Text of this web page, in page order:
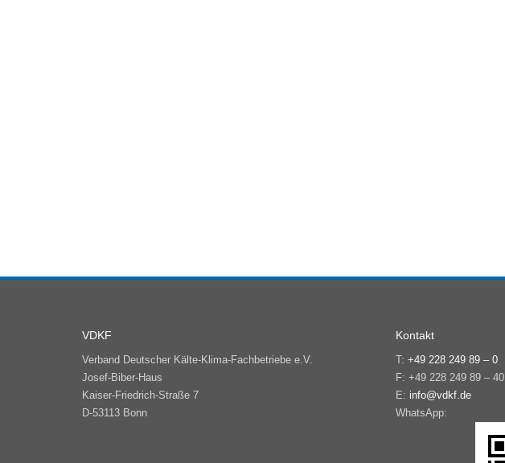
VDKF
Verband Deutscher Kälte-Klima-Fachbetriebe e.V.
Josef-Biber-Haus
Kaiser-Friedrich-Straße 7
D-53113 Bonn
Kontakt
T: +49 228 249 89 – 0
F: +49 228 249 89 – 40
E: info@vdkf.de
WhatsApp: